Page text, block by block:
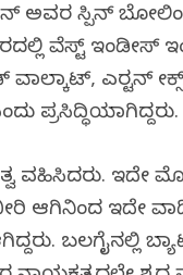
ಅವರ ಸ್ಪಿನ್
ವೆಸ್ಟ್ ಇಂಡೀಸ್
ಎರ‍್ಟನ್
ಪ್ರಸಿದ್ಧಿಯಾಗಿದ್ದರು.
ವಹಿಸಿದರು. ಇದೇ
ಆಗಿನಿಂದ ಇದೇ
ಬಲಗೈನಲ್ಲಿ